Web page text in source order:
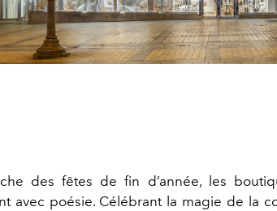
des fêtes de fin d’année, les
avec poésie. Célébrant la magie de la